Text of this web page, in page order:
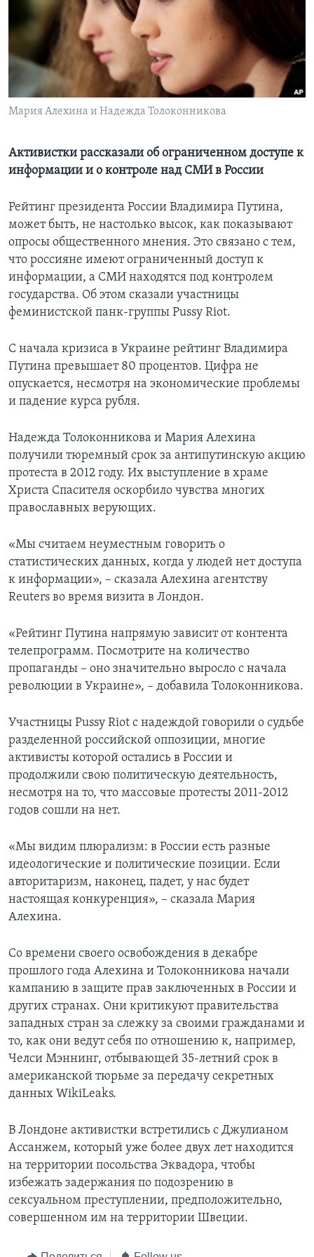
Learning English
СОЦИАЛЬНЫЕ СЕТИ
Мария Алехина и Надежда Толоконникова
Активистки рассказали об ограниченном доступе к
информации и о контроле над СМИ в России
Рейтинг президента России Владимира Путина,
может быть, не настолько высок, как показывают
опросы общественного мнения. Это связано с тем,
что россияне имеют ограниченный доступ к
информации, а СМИ находятся под контролем
государства. Об этом сказали участницы
феминистской панк-группы Pussy Riot.
С начала кризиса в Украине рейтинг Владимира
Путина превышает 80 процентов. Цифра не
опускается, несмотря на экономические проблемы
и падение курса рубля.
Надежда Толоконникова и Мария Алехина
получили тюремный срок за антипутинскую акцию
протеста в 2012 году. Их выступление в храме
Христа Спасителя оскорбило чувства многих
православных верующих.
«Мы считаем неуместным говорить о
статистических данных, когда у людей нет доступа
к информации», – сказала Алехина агентству
Reuters во время визита в Лондон.
«Рейтинг Путина напрямую зависит от контента
телепрограмм. Посмотрите на количество
пропаганды – оно значительно выросло с начала
революции в Украине», – добавила Толоконникова.
Участницы Pussy Riot с надеждой говорили о судьбе
разделенной российской оппозиции, многие
активисты которой остались в России и
продолжили свою политическую деятельность,
несмотря на то, что массовые протесты 2011-2012
годов сошли на нет.
«Мы видим плюрализм: в России есть разные
идеологические и политические позиции. Если
авторитаризм, наконец, падет, у нас будет
настоящая конкуренция», – сказала Мария
Алехина.
Со времени своего освобождения в декабре
прошлого года Алехина и Толоконникова начали
кампанию в защите прав заключенных в России и
других странах. Они критикуют правительства
западных стран за слежку за своими гражданами и
то, как они ведут себя по отношению к, например,
Челси Мэннинг, отбывающей 35-летний срок в
американской тюрьме за передачу секретных
данных WikiLeaks.
В Лондоне активистки встретились с Джулианом
Ассанжем, который уже более двух лет находится
на территории посольства Эквадора, чтобы
избежать задержания по подозрению в
сексуальном преступлении, предположительно,
совершенном им на территории Швеции.